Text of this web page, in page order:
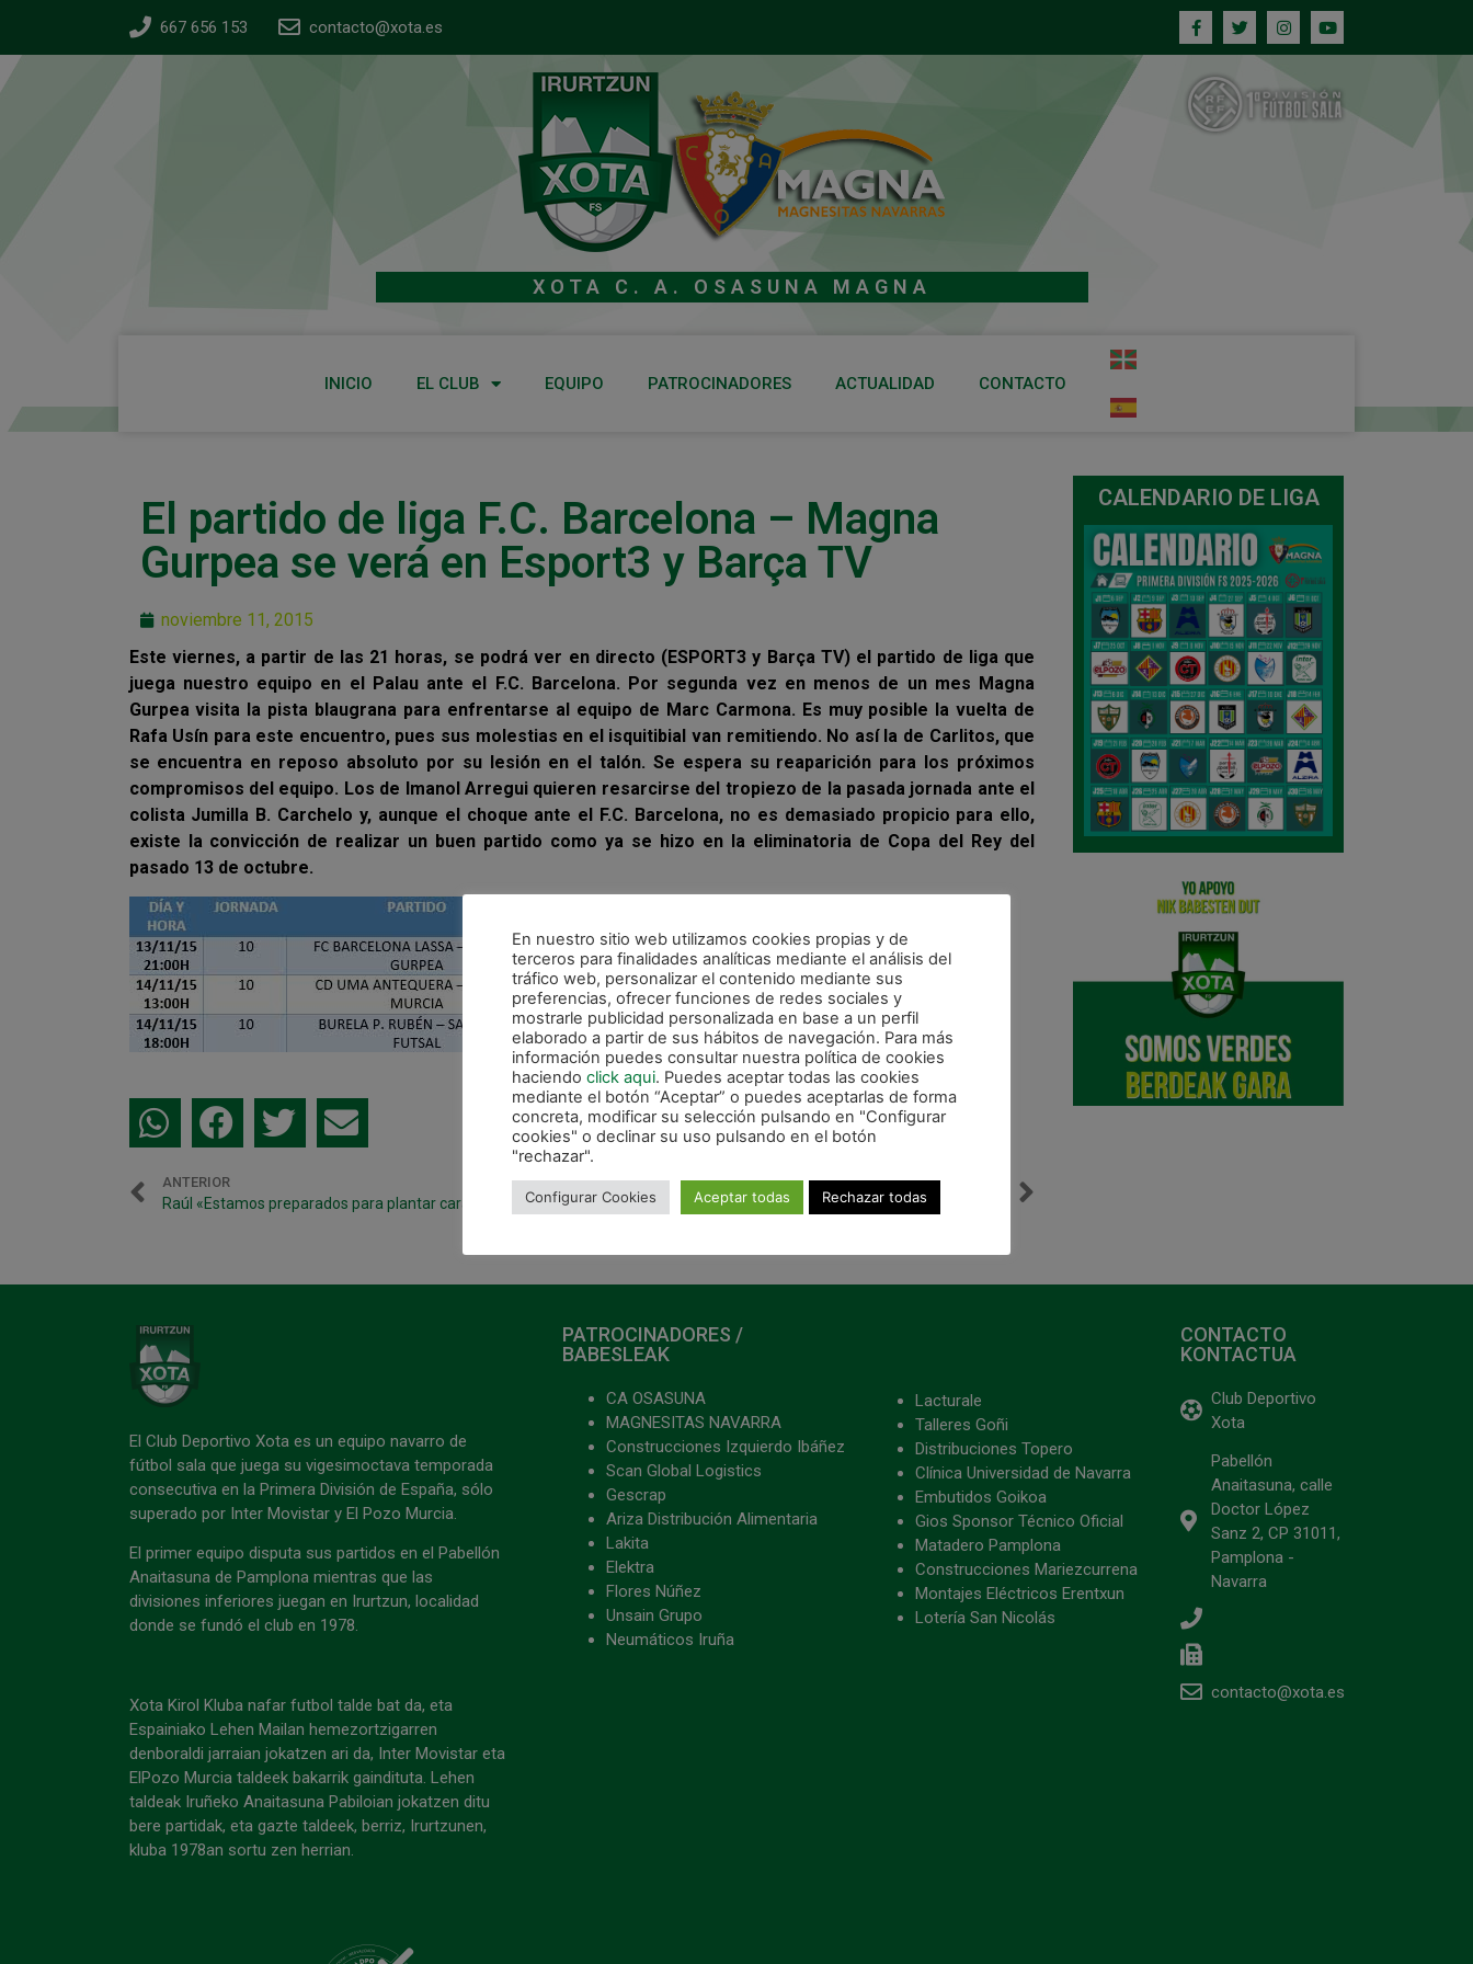
667 656 153 contacto@xota.es
XOTA C. A. OSASUNA MAGNA
INICIO EL CLUB EQUIPO PATROCINADORES ACTUALIDAD CONTACTO
El partido de liga F.C. Barcelona – Magna
Gurpea se verá en Esport3 y Barça TV
noviembre 11, 2015
Este viernes, a partir de las 21 horas, se podrá ver en directo (ESPORT3 y Barça TV) el partido de liga que
juega nuestro equipo en el Palau ante el F.C. Barcelona. Por segunda vez en menos de un mes Magna
Gurpea visita la pista blaugrana para enfrentarse al equipo de Marc Carmona. Es muy posible la vuelta de
Rafa Usín para este encuentro, pues sus molestias en el isquitibial van remitiendo. No así la de Carlitos, que
se encuentra en reposo absoluto por su lesión en el talón. Se espera su reaparición para los próximos
compromisos del equipo. Los de Imanol Arregui quieren resarcirse del tropiezo de la pasada jornada ante el
colista Jumilla B. Carchelo y, aunque el choque ante el F.C. Barcelona, no es demasiado propicio para ello,
existe la convicción de realizar un buen partido como ya se hizo en la eliminatoria de Copa del Rey del
pasado 13 de octubre.
ANTERIOR
Raúl «Estamos preparados para plantar cara al F.C. Barcelona»
SIGUIENTE
CALENDARIO DE LIGA
El Club Deportivo Xota es un equipo navarro de
fútbol sala que juega su vigesimoctava temporada
consecutiva en la Primera División de España, sólo
superado por Inter Movistar y El Pozo Murcia.
El primer equipo disputa sus partidos en el Pabellón
Anaitasuna de Pamplona mientras que las
divisiones inferiores juegan en Irurtzun, localidad
donde se fundó el club en 1978.
Xota Kirol Kluba nafar futbol talde bat da, eta
Espainiako Lehen Mailan hemezortzigarren
denboraldi jarraian jokatzen ari da, Inter Movistar eta
ElPozo Murcia taldeek bakarrik gaindituta. Lehen
taldeak Iruñeko Anaitasuna Pabiloian jokatzen ditu
bere partidak, eta gazte taldeek, berriz, Irurtzunen,
kluba 1978an sortu zen herrian.
PATROCINADORES /
BABESLEAK
CA OSASUNA
MAGNESITAS NAVARRA
Construcciones Izquierdo Ibáñez
Scan Global Logistics
Gescrap
Ariza Distribución Alimentaria
Lakita
Elektra
Flores Núñez
Unsain Grupo
Neumáticos Iruña
Lacturale
Talleres Goñi
Distribuciones Topero
Clínica Universidad de Navarra
Embutidos Goikoa
Gios Sponsor Técnico Oficial
Matadero Pamplona
Construcciones Mariezcurrena
Montajes Eléctricos Erentxun
Lotería San Nicolás
CONTACTO
KONTACTUA
Club Deportivo
Xota
Pabellón
Anaitasuna, calle
Doctor López
Sanz 2, CP 31011,
Pamplona -
Navarra
contacto@xota.es
En nuestro sitio web utilizamos cookies propias y de
terceros para finalidades analíticas mediante el análisis del
tráfico web, personalizar el contenido mediante sus
preferencias, ofrecer funciones de redes sociales y
mostrarle publicidad personalizada en base a un perfil
elaborado a partir de sus hábitos de navegación. Para más
información puedes consultar nuestra política de cookies
haciendo click aqui. Puedes aceptar todas las cookies
mediante el botón “Aceptar” o puedes aceptarlas de forma
concreta, modificar su selección pulsando en "Configurar
cookies" o declinar su uso pulsando en el botón
"rechazar".
Configurar Cookies Aceptar todas Rechazar todas